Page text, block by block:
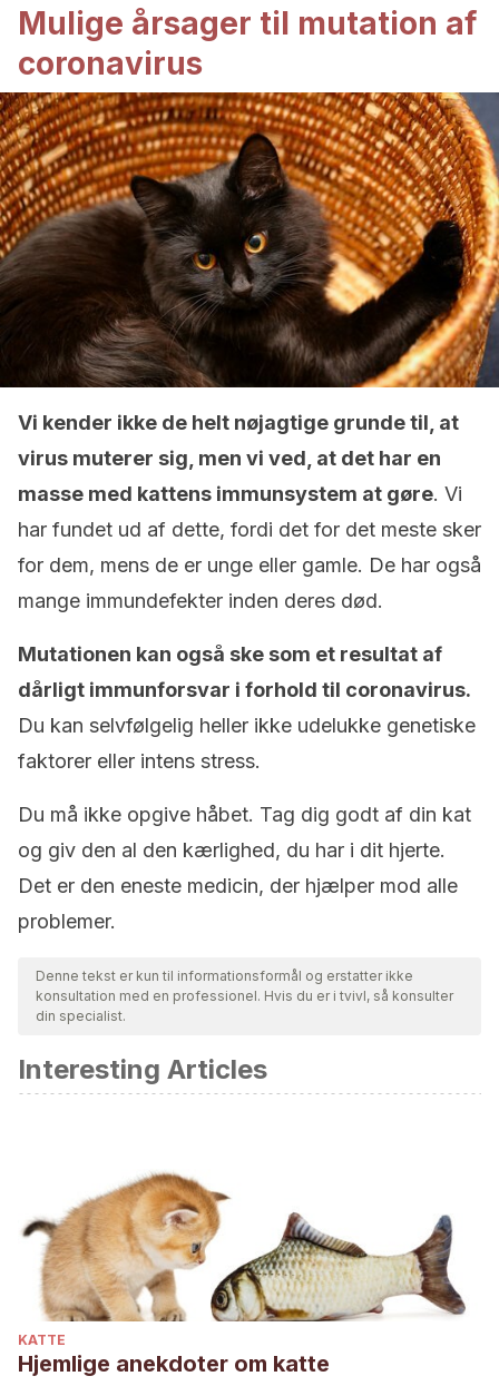
Mulige årsager til mutation af
coronavirus
Vi kender ikke de helt nøjagtige grunde til, at
virus muterer sig, men vi ved, at det har en
masse med kattens immunsystem at gøre. Vi
har fundet ud af dette, fordi det for det meste sker
for dem, mens de er unge eller gamle. De har også
mange immundefekter inden deres død.
Mutationen kan også ske som et resultat af
dårligt immunforsvar i forhold til coronavirus.
Du kan selvfølgelig heller ikke udelukke genetiske
faktorer eller intens stress.
Du må ikke opgive håbet. Tag dig godt af din kat
og giv den al den kærlighed, du har i dit hjerte.
Det er den eneste medicin, der hjælper mod alle
problemer.
Denne tekst er kun til informationsformål og erstatter ikke
konsultation med en professionel. Hvis du er i tvivl, så konsulter
din specialist.
Interesting Articles
KATTE
Hjemlige anekdoter om katte